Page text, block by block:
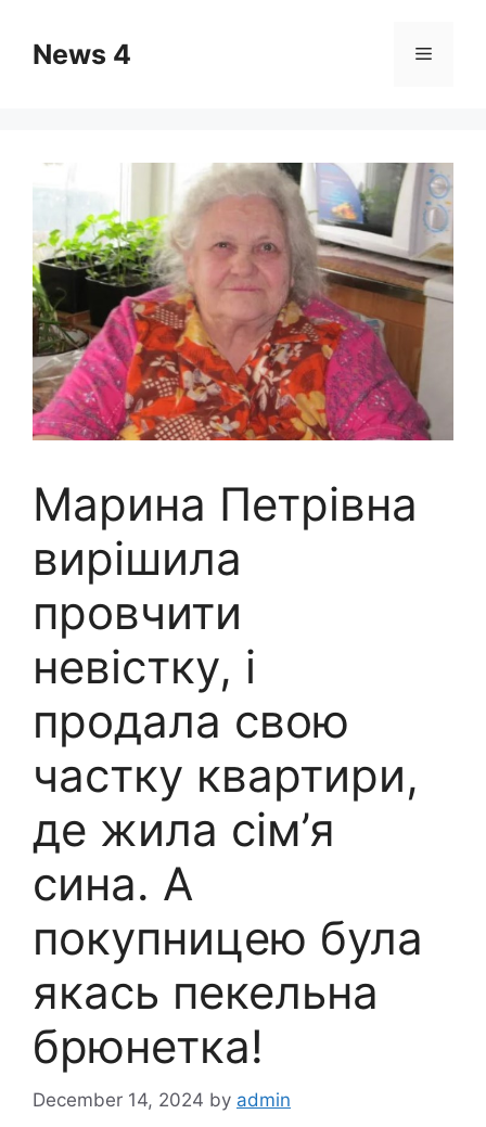
contentNews 4 Menu
Марина Петрівна
вирішила
провчити
невістку, і
продала свою
частку квартири,
де жила сім’я
сина. А
покупницею була
якась пекельна
брюнетка!
December 14, 2024 by admin